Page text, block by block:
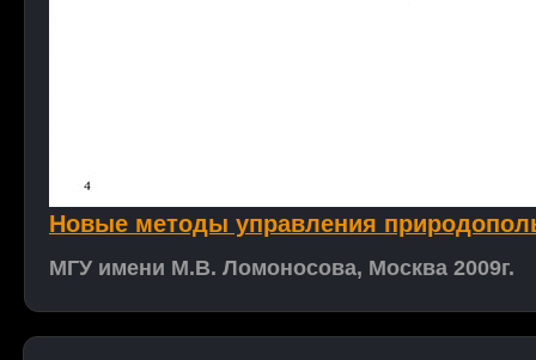
Новые методы управления
МГУ имени М.В. Ломоносова, Москва 2009г.